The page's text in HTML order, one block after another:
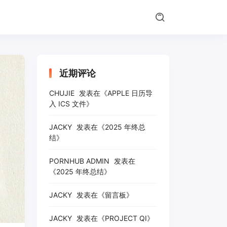
近期评论
CHUJIE 发表在《APPLE 日历导
入 ICS 文件》
JACKY 发表在《2025 年终总
结》
PORNHUB ADMIN
发表在
《2025 年终总结》
JACKY 发表在《留言板》
JACKY 发表在《PROJECT QI》